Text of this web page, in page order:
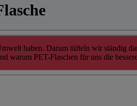
haben. Darum tüfteln wir ständig
warum PET-Flaschen für uns die